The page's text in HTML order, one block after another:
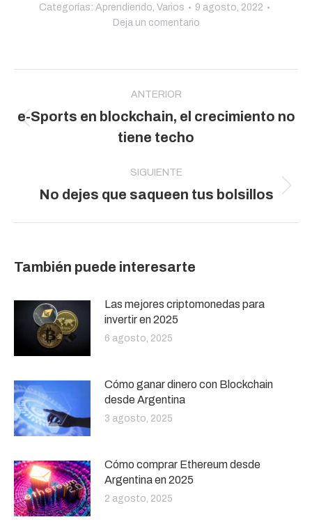
Categorías: Aprendiendo, Varios
9 agosto, 2022
Deja un comentario
publicaciones
ANTERIOR
Publicación
anterior:
e-Sports en blockchain, el crecimiento no
tiene techo
SIGUIENTE
Publicación
No dejes que saqueen tus bolsillos
También puede interesarte
Las mejores criptomonedas para
invertir en 2025
6 agosto, 2025
Cómo ganar dinero con Blockchain
desde Argentina
3 agosto, 2025
Cómo comprar Ethereum desde
Argentina en 2025
2 agosto, 2025